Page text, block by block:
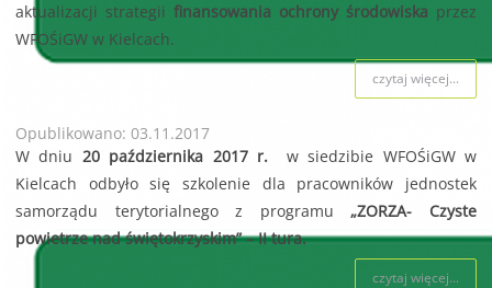
aktualizacji strategii finansowania ochrony środowiska przez
WFOŚiGW w Kielcach.
czytaj więcej...
Opublikowano: 03.11.2017
W dniu 20 października 2017 r. w siedzibie WFOŚiGW w
Kielcach odbyło się szkolenie dla pracowników jednostek
samorządu terytorialnego z programu„ZORZA- Czyste
powietrze nad świętokrzyskim” – II tura.
czytaj więcej...